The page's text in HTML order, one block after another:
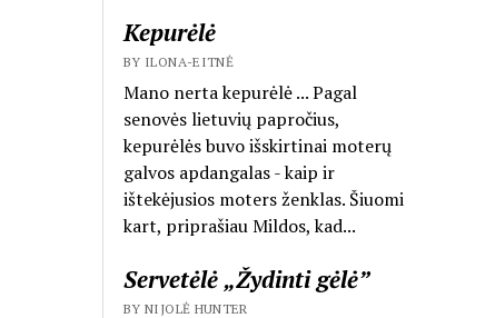
Kepurėlė
BY ILONA-EITNĖ
Mano nerta kepurėlė ... Pagal
senovės lietuvių papročius,
kepurėlės buvo išskirtinai moterų
galvos apdangalas - kaip ir
ištekėjusios moters ženklas. Šiuomi
kart, priprašiau Mildos, kad...
Servetėlė „Žydinti gėlė”
BY NIJOLĖ HUNTER